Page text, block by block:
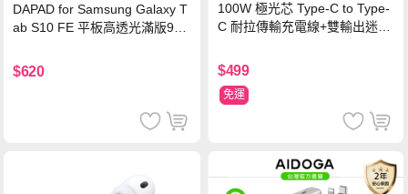
DAPAD for Samsung Galaxy T
ab S10 FE 平板高透光滿版9H
$620
100W 極光芯 Type-C to Type-
C 耐拉傳輸充電線+雙輸出迷你
$499
免運